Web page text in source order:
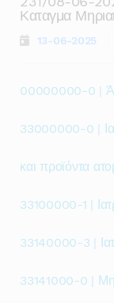
Καταγμα
13-06-2025
00000000-0 |
33000000-0 |
και προϊόντα
33100000-1 |
33140000-3 |
33141000-0 | Μη